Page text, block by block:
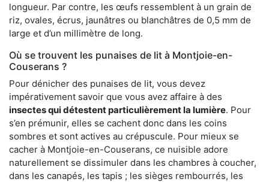
longueur. Par contre, les œufs ressemblent à un grain de
riz, ovales, écrus, jaunâtres ou blanchâtres de 0,5 mm de
large et d’un millimètre de long.
Où se trouvent les punaises de lit à Montjoie-en-
Couserans ?
Pour dénicher des punaises de lit, vous devez
impérativement savoir que vous avez affaire à des
insectes qui détestent particulièrement la lumière. Pour
s’en prémunir, elles se cachent donc dans les coins
sombres et sont actives au crépuscule. Pour mieux se
cacher à Montjoie-en-Couserans, ce nuisible adore
naturellement se dissimuler dans les chambres à coucher,
dans les canapés, les tapis ; les sièges rembourrés, les